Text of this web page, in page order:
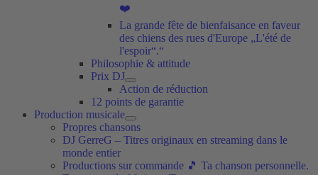
❤️
La grande fête de bienfaisance en faveur
des chiens des rues d'Europe „L'été de
l'espoir“.“
Philosophie & attitude
Prix DJ
Action de réduction
12 points de garantie
Production musicale
Propres chansons
DJ GerreG – Titres originaux en streaming dans le
monde entier
Productions sur commande 🎵 Ta chanson personnelle.